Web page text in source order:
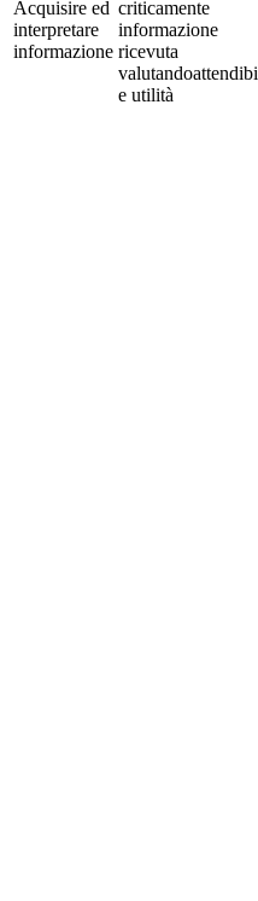
Acquisire ed
interpretare
informazione
criticamente
informazione
ricevuta
e utilità